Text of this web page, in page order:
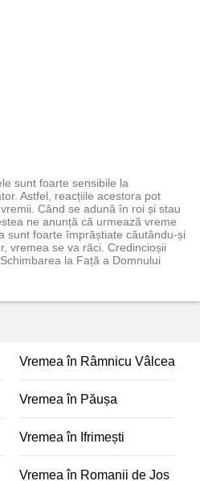
sunt foarte sensibile la
Astfel, reacțiile acestora pot
Când se adună în roi și stau
ne anunță că urmează vreme
sunt foarte împrăștiate căutându-și
vremea se va răci. Credincioșii
la Față a Domnului
Vremea în Râmnicu Vâlcea
Vremea în Păușa
Vremea în Ifrimești
Vremea în Romanii de Jos